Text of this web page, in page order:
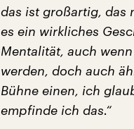
das ist großartig, das
es ein wirkliches
Mentalität, auch
werden, doch auch
Bühne einen, ich
empfinde ich das.“